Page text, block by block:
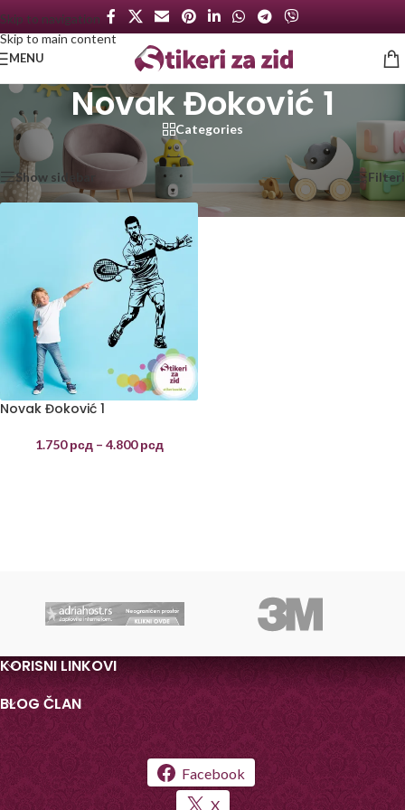
Skip to navigation
Skip to main content
MENU
Novak Đoković 1
Categories
Početna
Proizvod označen „Novak Đoković 1“ Prikazan jedan rezultat
Show sidebar Filteri
Novak Đoković 1
1.750рсд – 4.800рсд
KORISNI LINKOVI
BLOG ČLAN
Facebook
X